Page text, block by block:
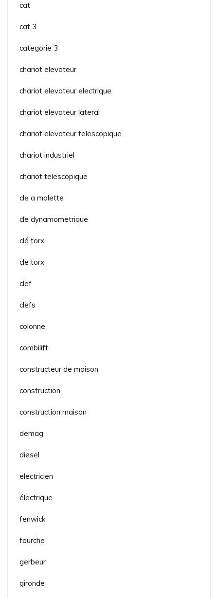
cat
cat 3
categorie 3
chariot elevateur
chariot elevateur electrique
chariot elevateur lateral
chariot elevateur telescopique
chariot industriel
chariot telescopique
cle a molette
cle dynamometrique
clé torx
cle torx
clef
clefs
colonne
combilift
constructeur de maison
construction
construction maison
demag
diesel
electricien
électrique
fenwick
fourche
gerbeur
gironde